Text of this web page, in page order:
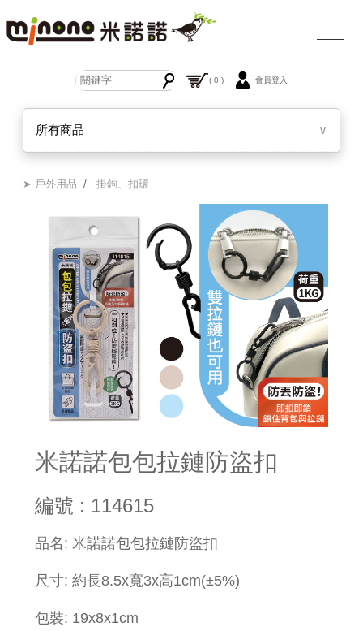
( 0 ) 會員登入
所有商品 ∨
➤ 戶外用品 /掛鉤、扣環
米諾諾包包拉鏈防盜扣
編號 : 114615
品名: 米諾諾包包拉鏈防盜扣
尺寸: 約長8.5x寬3x高1cm(±5%)
包裝: 19x8x1cm